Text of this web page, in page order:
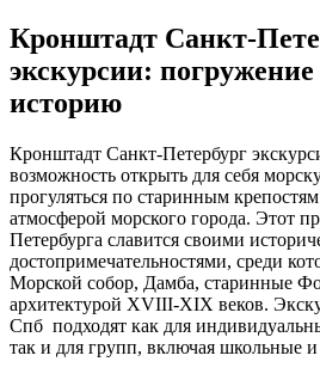
Кронштадт Санкт-
экскурсии:
историю
Кронштадт Санкт-Петербург
возможность открыть для себя
прогуляться по старинным
атмосферой морского города. Этот
Петербурга славится своими
достопримечательностями, среди
Морской собор, Дамба, старинные
архитектурой XVIII-XIX веков.
Спб подходят как для
так и для групп, включая школьные